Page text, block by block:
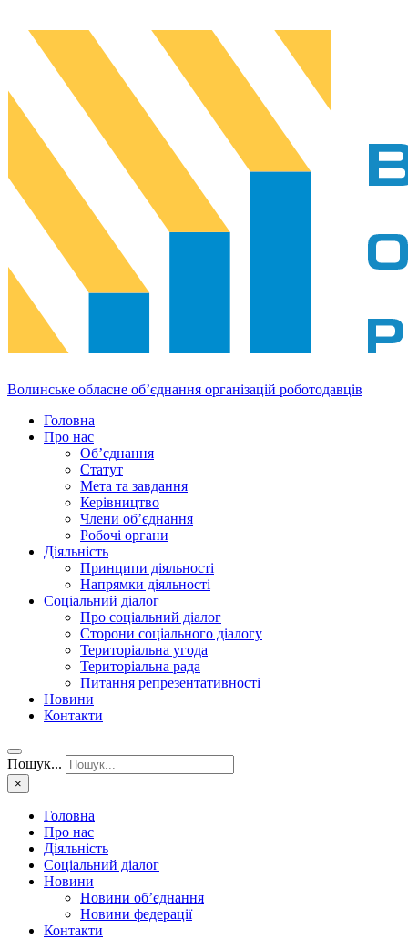
Волинське обласне об’єднання організацій роботодавців
Головна
Про нас
Об’єднання
Статут
Мета та завдання
Керівництво
Члени об’єднання
Робочі органи
Діяльність
Принципи діяльності
Напрямки діяльності
Соціальний діалог
Про соціальний діалог
Сторони соціального діалогу
Територіальна угода
Територіальна рада
Питання репрезентативності
Новини
Контакти
Пошук...
×
Головна
Про нас
Діяльність
Соціальний діалог
Новини
Новини об’єднання
Новини федерації
Контакти